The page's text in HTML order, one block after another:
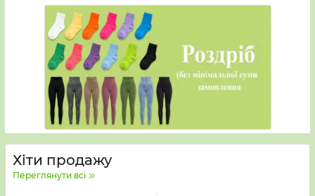
Хіти продажу
Переглянути всі